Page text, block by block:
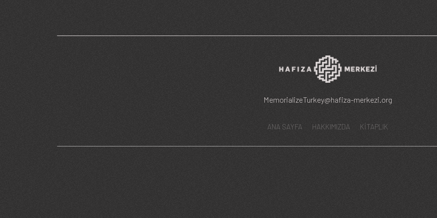
MemorializeTurkey@hafiza-merkezi.org
ANA SAYFA HAKKIMIZDA KİTAPLIK